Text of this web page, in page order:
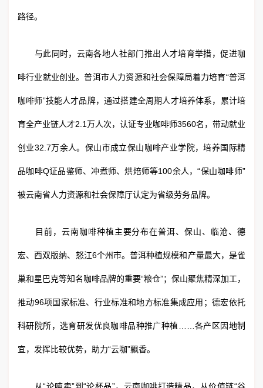
路径。
与此同时，云南各地人社部门推出人才培育举措，促进咖
啡行业就业创业。普洱市人力资源和社会保障局着力培育“普洱
咖啡师”技能人才品牌，通过搭建全周期人才培养体系，累计培
育全产业链人才2.1万人次，认证专业咖啡师3560名，带动就业
创业32.7万余人。保山市成立保山咖啡产业学院，培养国际精
品咖啡Q证品鉴师、冲煮师、烘焙师等100余人，“保山咖啡师”
被云南省人力资源和社会保障厅认定为省级劳务品牌。
目前，云南咖啡种植主要分布在普洱、保山、临沧、德
宏、西双版纳、怒江6个州市。普洱种植规模和产量最大，是雀
巢和星巴克等知名咖啡品牌的重要“粮仓”；保山聚焦精深加工，
推动96项国家标准、行业标准和地方标准集成应用；德宏依托
科研院所，选育研发优良咖啡品种推广种植……各产区因地制
宜，发挥比较优势，助力“云咖”飘香。